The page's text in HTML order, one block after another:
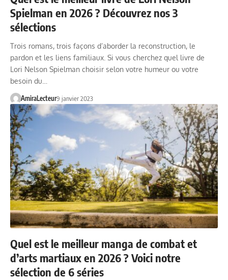
Spielman en 2026 ? Découvrez nos 3
sélections
Trois romans, trois façons d’aborder la reconstruction, le
pardon et les liens familiaux. Si vous cherchez quel livre de
Lori Nelson Spielman choisir selon votre humeur ou votre
besoin du…
AmiraLecteur9 janvier 2023
Quel est le meilleur manga de combat et
d’arts martiaux en 2026 ? Voici notre
sélection de 6 séries